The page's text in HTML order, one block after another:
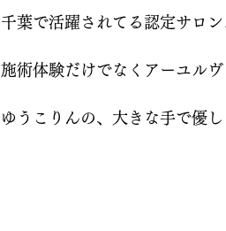
千葉で活躍されてる認定サロン
施術体験だけでなくアーユル
ゆうこりんの、大きな手で優